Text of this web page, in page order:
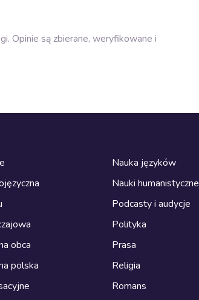
Opinie są zbierane, weryfikowane i
obca
polska
Nauka języków
Nauki humanistyczne
Podcasty i audycje
Polityka
Prasa
Religia
Romans